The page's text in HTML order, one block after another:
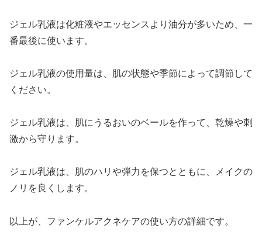
ジェル乳液は化粧液やエッセンスより油分が多いため、一
番最後に使います。
ジェル乳液の使用量は、肌の状態や季節によって調節して
ください。
ジェル乳液は、肌にうるおいのベールを作って、乾燥や刺
激から守ります。
ジェル乳液は、肌のハリや弾力を保つとともに、メイクの
ノリを良くします。
以上が、ファンケルアクネケアの使い方の詳細です。